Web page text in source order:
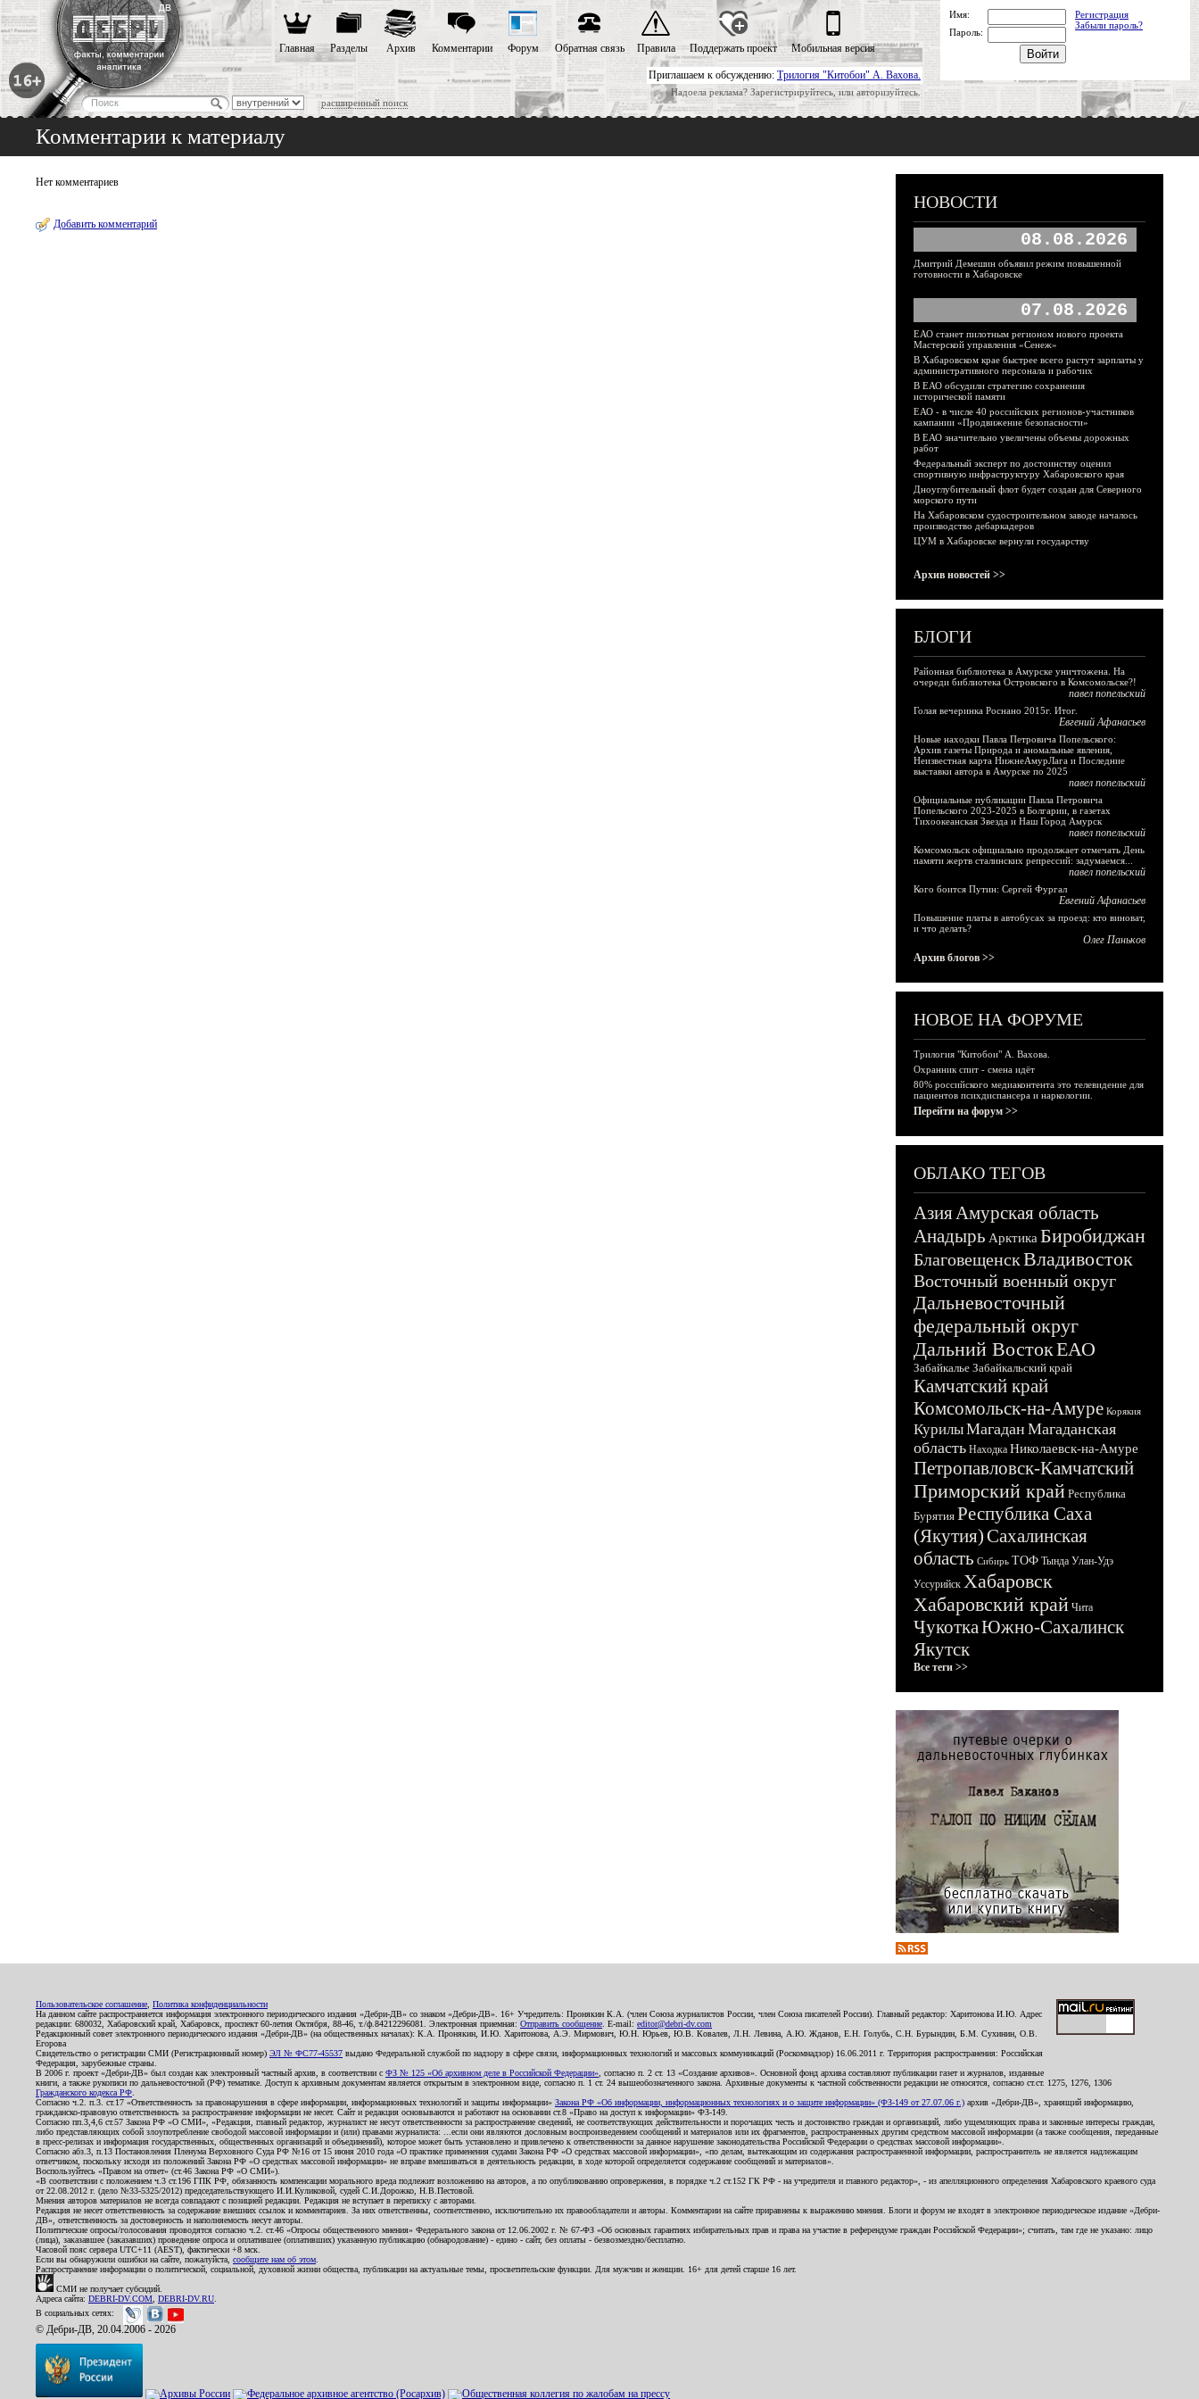
Приглашаем к обсуждению: Трилогия "Китобои" А. Вахова.
Надоела реклама? Зарегистрируйтесь, или авторизуйтесь.
расширенный поиск
Главная Разделы Архив Комментарии Форум Обратная связь Правила Поддержать проект Мобильная версия
Имя:
Регистрация
Забыли пароль?
Пароль:
Комментарии к материалу
Нет комментариев
Добавить комментарий
НОВОСТИ
08.08.2026
Дмитрий Демешин объявил режим повышенной
готовности в Хабаровске
07.08.2026
ЕАО станет пилотным регионом нового проекта
Мастерской управления «Сенеж»
В Хабаровском крае быстрее всего растут зарплаты у
административного персонала и рабочих
В ЕАО обсудили стратегию сохранения
исторической памяти
ЕАО - в числе 40 российских регионов-участников
кампании «Продвижение безопасности»
В ЕАО значительно увеличены объемы дорожных
работ
Федеральный эксперт по достоинству оценил
спортивную инфраструктуру Хабаровского края
Дноуглубительный флот будет создан для Северного
морского пути
На Хабаровском судостроительном заводе началось
производство дебаркадеров
ЦУМ в Хабаровске вернули государству
Архив новостей >>
БЛОГИ
Районная библиотека в Амурске уничтожена. На
очереди библиотека Островского в Комсомольске?!
павел попельский
Голая вечеринка Роснано 2015г. Итог.
Евгений Афанасьев
Новые находки Павла Петровича Попельского:
Архив газеты Природа и аномальные явления,
Неизвестная карта НижнеАмурЛага и Последние
выставки автора в Амурске по 2025
павел попельский
Официальные публикации Павла Петровича
Попельского 2023-2025 в Болгарии, в газетах
Тихоокеанская Звезда и Наш Город Амурск
павел попельский
Комсомольск официально продолжает отмечать День
памяти жертв сталинских репрессий: задумаемся...
павел попельский
Кого боится Путин: Сергей Фургал
Евгений Афанасьев
Повышение платы в автобусах за проезд: кто виноват,
и что делать?
Олег Паньков
Архив блогов >>
НОВОЕ НА ФОРУМЕ
Трилогия "Китобои" А. Вахова.
Охранник спит - смена идёт
80% российского медиаконтента это телевидение для
пациентов психдиспансера и наркологии.
Перейти на форум >>
ОБЛАКО ТЕГОВ
АзияАмурская область
Анадырь Арктика Биробиджан
БлаговещенскВладивосток
Восточный военный округ
Дальневосточный
федеральный округ
Дальний ВостокЕАО
Забайкалье Забайкальский край
Камчатский край
Комсомольск-на-Амуре Корякия
КурилыМагадан Магаданская
область Находка Николаевск-на-Амуре
Петропавловск-Камчатский
Приморский край Республика
Бурятия Республика Саха
(Якутия)Сахалинская
область Сибирь ТОФ Тында Улан-Удэ
Уссурийск Хабаровск
Хабаровский край Чита
ЧукоткаЮжно-Сахалинск
Якутск
Все теги >>
Пользовательское соглашение Политика конфиденциальности
На данном сайте распространяется информация электронного периодического издания «Дебри-ДВ» со знаком «Дебри-ДВ». 16+ Учредитель: Пронякин К.А. (член Союза журналистов России, член Союза писателей России). Главный редактор: Харитонова И.Ю. Адрес
редакции: 680032, Хабаровский край, Хабаровск, проспект 60-летия Октября, 88-46, т./ф.84212296081. Электронная приемная: Отправить сообщение . E-mail: editor@debri-dv.com
Редакционный совет электронного периодического издания «Дебри-ДВ» (на общественных началах): К.А. Пронякин, И.Ю. Харитонова, А.Э. Мирмович, Ю.Н. Юрьев, Ю.В. Ковалев, Л.Н. Левина, А.Ю. Жданов, Е.Н. Голубь, С.Н. Бурындин, Б.М. Сухинин, О.В.
Егорова
Свидетельство о регистрации СМИ (Регистрационный номер) ЭЛ № ФС77-45537 выдано Федеральной службой по надзору в сфере связи, информационных технологий и массовых коммуникаций (Роскомнадзор) 16.06.2011 г. Территория распространения: Российская
Федерация, зарубежные страны.
В 2006 г. проект «Дебри-ДВ» был создан как электронный частный архив, в соответствии с ФЗ № 125 «Об архивном деле в Российской Федерации» , согласно п. 2 ст. 13 «Создание архивов». Основной фонд архива составляют публикации газет и журналов, изданные
книги, а также рукописи по дальневосточной (РФ) тематике. Доступ к архивным документам является открытым в электронном виде, согласно п. 1 ст. 24 вышеобозначенного закона. Архивные документы к частной собственности редакции не относятся, согласно ст.ст. 1275, 1276, 1306
Гражданского кодекса РФ
Согласно ч.2. п.3. ст.17 «Ответственность за правонарушения в сфере информации, информационных технологий и защиты информации» Закона РФ «Об информации, информационных технологиях и о защите информации» (ФЗ-149 от 27.07.06 г.) архив «Дебри-ДВ», хранящий информацию,
гражданско-правовую ответственность за распространение информации не несет. Сайт и редакция основываются и работают на основании ст.8 «Право на доступ к информации» ФЗ-149.
Согласно пп.3,4,6 ст.57 Закона РФ «О СМИ», «Редакция, главный редактор, журналист не несут ответственности за распространение сведений, не соответствующих действительности и порочащих честь и достоинство граждан и организаций, либо ущемляющих права и законные интересы граждан,
либо представляющих собой злоупотребление свободой массовой информации и (или) правами журналиста: ...если они являются дословным воспроизведением сообщений и материалов или их фрагментов, распространенных другим средством массовой информации (а также сообщения, переданные
в пресс-релизах и информация государственных, общественных организаций и объединений), которое может быть установлено и привлечено к ответственности за данное нарушение законодательства Российской Федерации о средствах массовой информации».
Согласно абз.3, п.13 Постановления Пленума Верховного Суда РФ №16 от 15 июня 2010 года «О практике применения судами Закона РФ «О средствах массовой информации», «по делам, вытекающим из содержания распространенной информации, распространитель не является надлежащим
ответчиком, поскольку исходя из положений Закона РФ «О средствах массовой информации» не вправе вмешиваться в деятельность редакции, в ходе которой определяется содержание сообщений и материалов».
Воспользуйтесь «Правом на ответ» (ст.46 Закона РФ «О СМИ»).
«В соответствии с положением ч.3 ст.196 ГПК РФ, обязанность компенсации морального вреда подлежит возложению на авторов, а по опубликованию опровержения, в порядке ч.2 ст.152 ГК РФ - на учредителя и главного редактор», - из апелляционного определения Хабаровского краевого суда
от 22.08.2012 г. (дело №33-5325/2012) председательствующего И.И.Куликовой, судей С.И.Дорожко, Н.В.Пестовой.
Мнения авторов материалов не всегда совпадают с позицией редакции. Редакция не вступает в переписку с авторами.
Редакция не несет ответственность за содержание внешних ссылок и комментариев. За них ответственны, соответственно, исключительно их правообладатели и авторы. Комментарии на сайте приравнены к выражению мнения. Блоги и форум не входят в электронное периодическое издание «Дебри-
ДВ», ответственность за достоверность и наполняемость несут авторы.
Политические опросы/голосования проводятся согласно ч.2. ст.46 «Опросы общественного мнения» Федерального закона от 12.06.2002 г. № 67-ФЗ «Об основных гарантиях избирательных прав и права на участие в референдуме граждан Российской Федерации»; считать, там где не указано: лицо
(лица), заказавшее (заказавших) проведение опроса и оплатившее (оплативших) указанную публикацию (обнародование) - едино - сайт, без оплаты - безвозмездно/бесплатно.
Часовой пояс сервера UTC+11 (AEST), фактически +8 мск.
Если вы обнаружили ошибки на сайте, пожалуйста, сообщите нам об этом
Распространение информации о политической, социальной, духовной жизни общества, публикации на актуальные темы, просветительские функции. Для мужчин и женщин. 16+ для детей старше 16 лет.
СМИ не получает субсидий.
Адреса сайта: DEBRI-DV.COM DEBRI-DV.RU
В социальных сетях:
© Дебри-ДВ, 20.04.2006 - 2026